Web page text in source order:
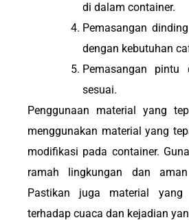
di dalam container.
Pemasangan
dengan kebutuhan
Pemasangan pintu
sesuai.
Penggunaan material yang
menggunakan material yang
modifikasi pada container.
ramah lingkungan dan
Pastikan juga material yang
terhadap cuaca dan kejadian